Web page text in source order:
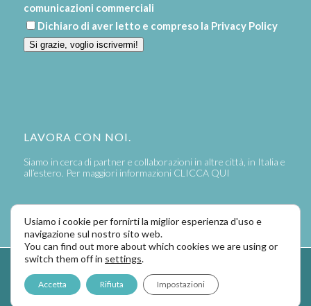
comunicazioni commerciali
Dichiaro di aver letto e compreso la Privacy Policy
Si grazie, voglio iscrivermi!
LAVORA CON NOI.
Siamo in cerca di partner e collaborazioni in altre città, in Italia e
all’estero. Per maggiori informazioni CLICCA QUI
LaPivot Photo Graphic Communication
Kriesi
Usiamo i cookie per fornirti la miglior esperienza d'uso e
navigazione sul nostro sito web.
You can find out more about which cookies we are using or
switch them off in settings.
Accetta Rifiuta Impostazioni